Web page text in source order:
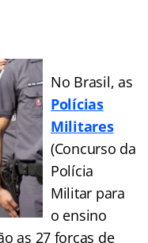
No Brasil, as
Polícias
Militares
(Concurso da
Polícia
Militar para
o ensino
as 27 forças de